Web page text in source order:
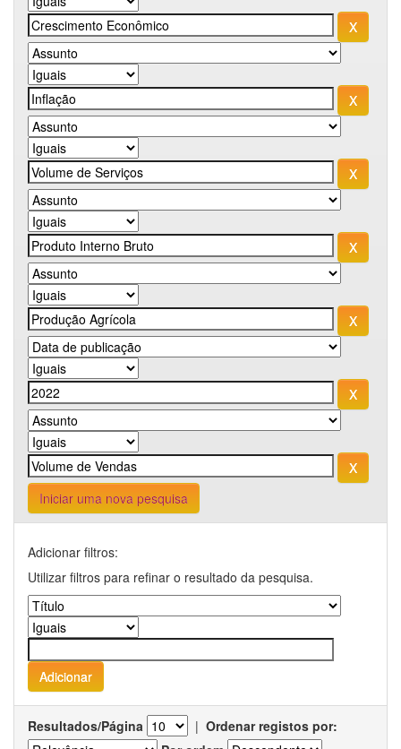
Iniciar uma nova pesquisa
Adicionar filtros:
Utilizar filtros para refinar o resultado da pesquisa.
Resultados/Página | Ordenar registos por: